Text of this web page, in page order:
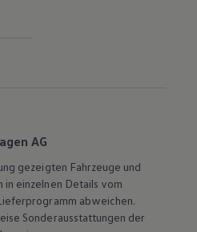
AG
gezeigten Fahrzeuge und
in einzelnen Details vom
abweichen.
Sonderausstattungen der